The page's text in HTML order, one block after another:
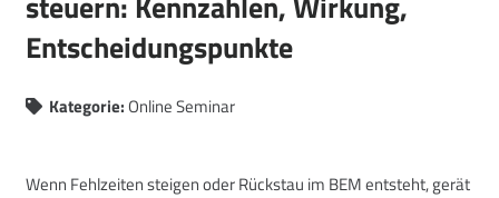
Entscheidungspunkte
Kategorie:Online Seminar
Wenn Fehlzeiten steigen oder Rückstau im BEM entsteht, gerät